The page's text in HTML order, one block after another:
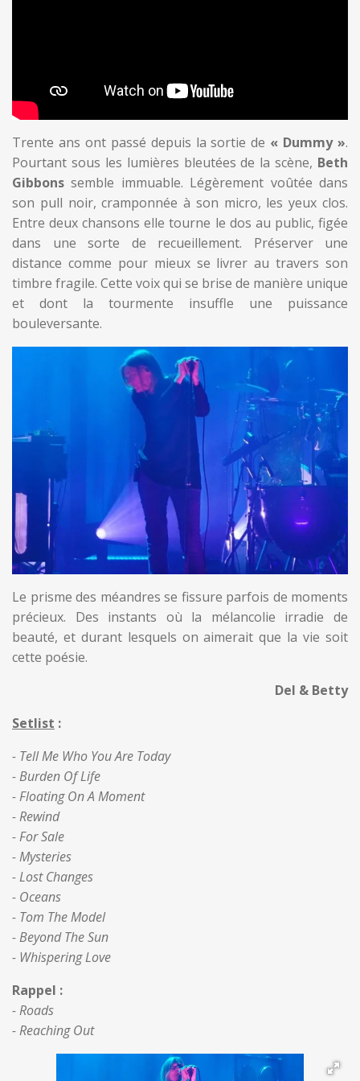
Trente ans ont passé depuis la sortie de « Dummy ».
Pourtant sous les lumières bleutées de la scène, Beth
Gibbons semble immuable. Légèrement voûtée dans
son pull noir, cramponnée à son micro, les yeux clos.
Entre deux chansons elle tourne le dos au public, figée
dans une sorte de recueillement. Préserver une
distance comme pour mieux se livrer au travers son
timbre fragile. Cette voix qui se brise de manière unique
et dont la tourmente insuffle une puissance
bouleversante.
Le prisme des méandres se fissure parfois de moments
précieux. Des instants où la mélancolie irradie de
beauté, et durant lesquels on aimerait que la vie soit
cette poésie.
Del & Betty
Setlist :
- Tell Me Who You Are Today
- Burden Of Life
- Floating On A Moment
- Rewind
- For Sale
- Mysteries
- Lost Changes
- Oceans
- Tom The Model
- Beyond The Sun
- Whispering Love
Rappel :
- Roads
- Reaching Out